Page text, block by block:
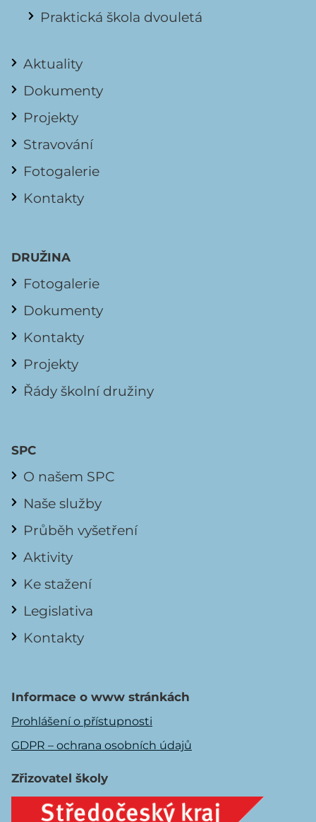
Praktická škola dvouletá
Aktuality
Dokumenty
Projekty
Stravování
Fotogalerie
Kontakty
DRUŽINA
Fotogalerie
Dokumenty
Kontakty
Projekty
Řády školní družiny
SPC
O našem SPC
Naše služby
Průběh vyšetření
Aktivity
Ke stažení
Legislativa
Kontakty
Informace o www stránkách
Prohlášení o přístupnosti
GDPR – ochrana osobních údajů
Zřizovatel školy